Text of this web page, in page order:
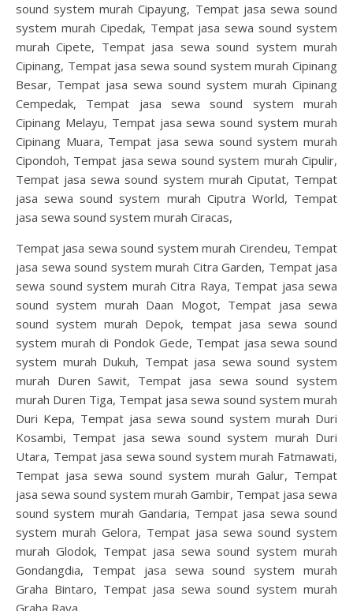
sound system murah Cipayung, Tempat jasa sewa sound
system murah Cipedak, Tempat jasa sewa sound system
murah Cipete, Tempat jasa sewa sound system murah
Cipinang, Tempat jasa sewa sound system murah Cipinang
Besar, Tempat jasa sewa sound system murah Cipinang
Cempedak, Tempat jasa sewa sound system murah
Cipinang Melayu, Tempat jasa sewa sound system murah
Cipinang Muara, Tempat jasa sewa sound system murah
Cipondoh, Tempat jasa sewa sound system murah Cipulir,
Tempat jasa sewa sound system murah Ciputat, Tempat
jasa sewa sound system murah Ciputra World, Tempat
jasa sewa sound system murah Ciracas,
Tempat jasa sewa sound system murah Cirendeu, Tempat
jasa sewa sound system murah Citra Garden, Tempat jasa
sewa sound system murah Citra Raya, Tempat jasa sewa
sound system murah Daan Mogot, Tempat jasa sewa
sound system murah Depok, tempat jasa sewa sound
system murah di Pondok Gede, Tempat jasa sewa sound
system murah Dukuh, Tempat jasa sewa sound system
murah Duren Sawit, Tempat jasa sewa sound system
murah Duren Tiga, Tempat jasa sewa sound system murah
Duri Kepa, Tempat jasa sewa sound system murah Duri
Kosambi, Tempat jasa sewa sound system murah Duri
Utara, Tempat jasa sewa sound system murah Fatmawati,
Tempat jasa sewa sound system murah Galur, Tempat
jasa sewa sound system murah Gambir, Tempat jasa sewa
sound system murah Gandaria, Tempat jasa sewa sound
system murah Gelora, Tempat jasa sewa sound system
murah Glodok, Tempat jasa sewa sound system murah
Gondangdia, Tempat jasa sewa sound system murah
Graha Bintaro, Tempat jasa sewa sound system murah
Graha Raya,